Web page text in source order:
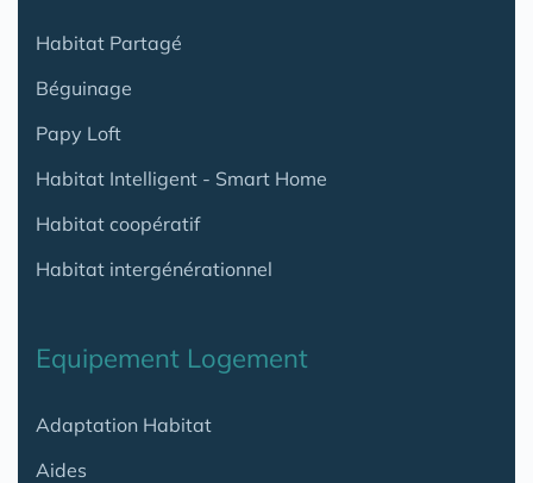
Habitat Partagé
Béguinage
Papy Loft
Habitat Intelligent - Smart Home
Habitat coopératif
Habitat intergénérationnel
Equipement Logement
Adaptation Habitat
Aides